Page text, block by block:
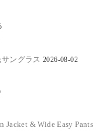
ングラス 2026-08-02
& Wide Easy Pants